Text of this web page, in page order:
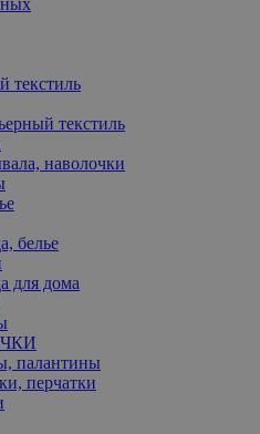
текстиль
текстиль
наволочки
белье
для дома
палантины
перчатки